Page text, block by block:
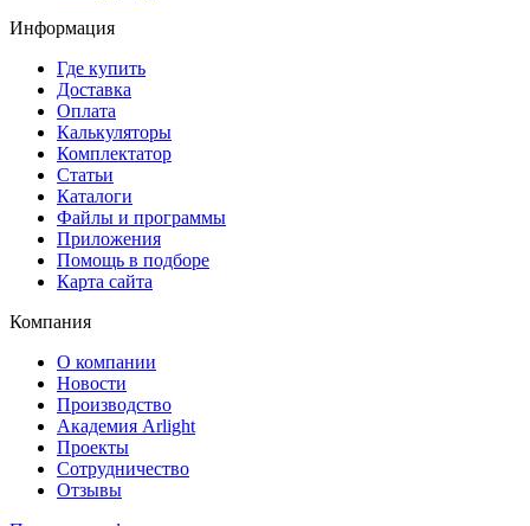
Информация
Где купить
Доставка
Оплата
Калькуляторы
Комплектатор
Статьи
Каталоги
Файлы и программы
Приложения
Помощь в подборе
Карта сайта
Компания
О компании
Новости
Производство
Академия Arlight
Проекты
Сотрудничество
Отзывы